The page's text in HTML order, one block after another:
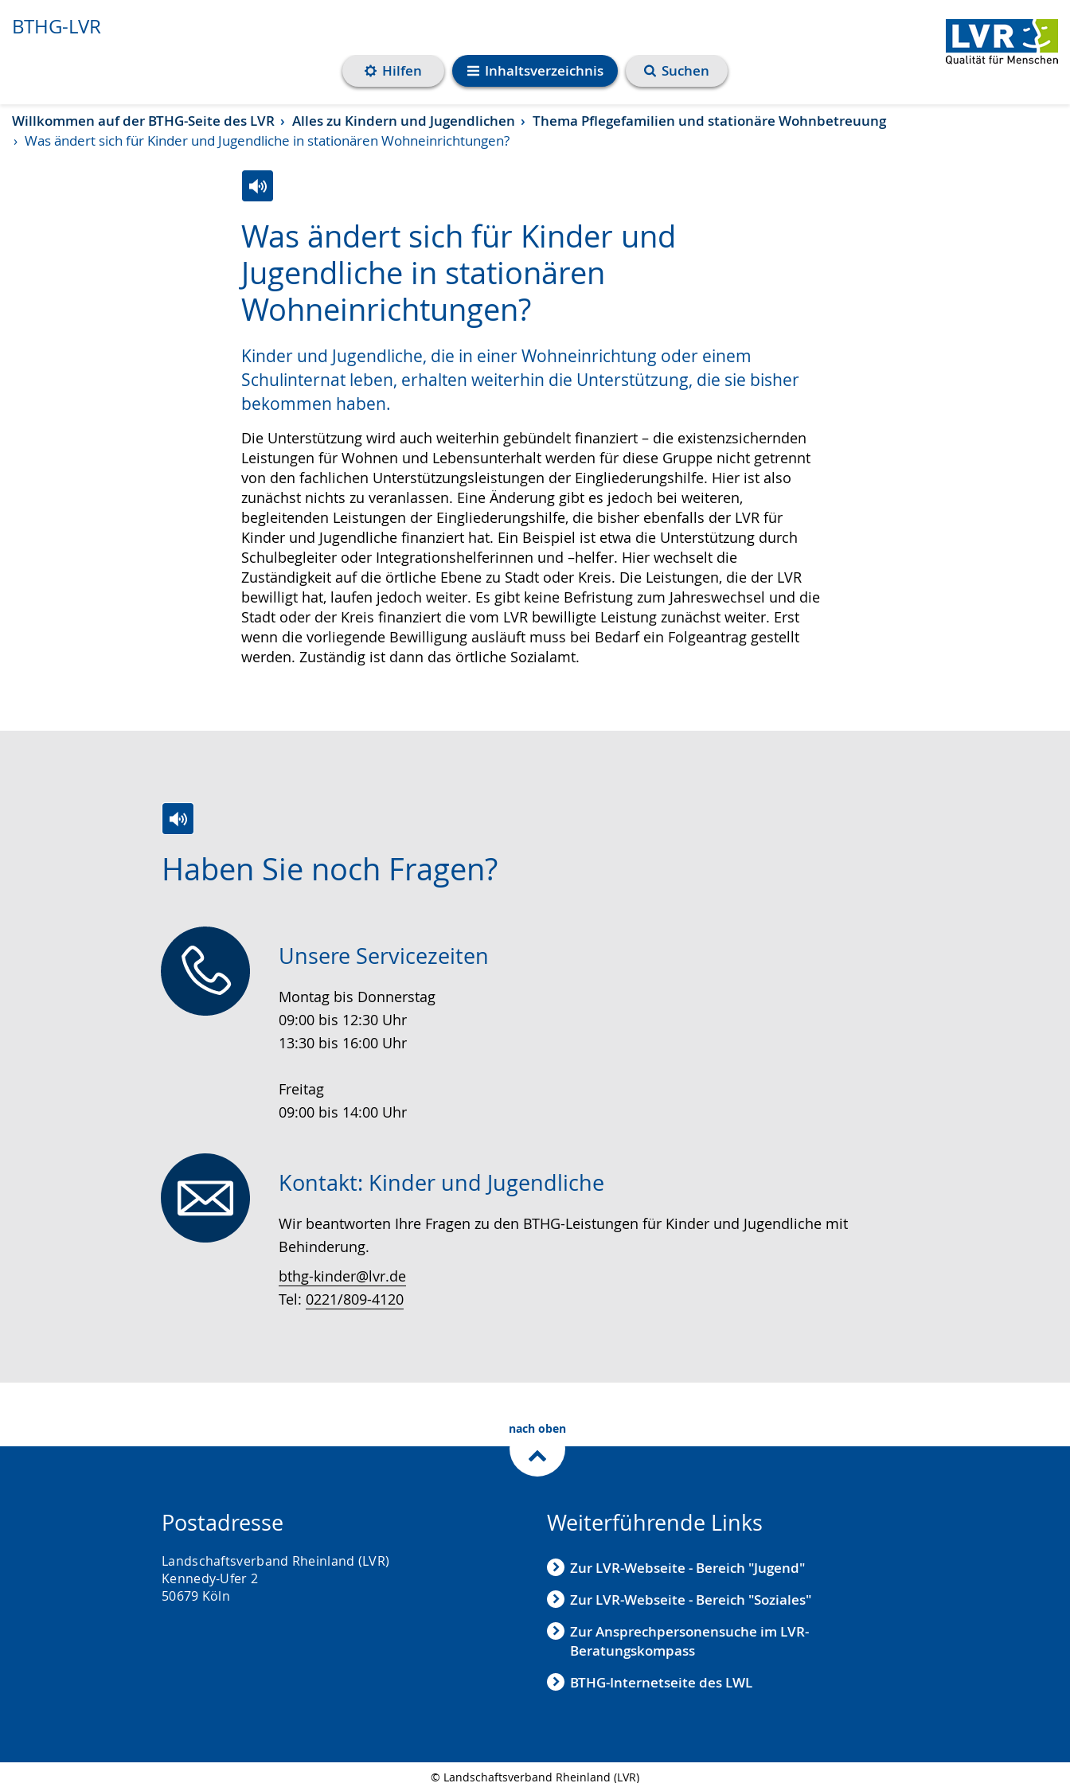
Transkript anzeigen
Abspielen
Pausieren
BTHG-LVR
Inhaltsverzeichnis
Hilfen Suchen
Willkommen auf der BTHG-Seite des LVR Alles zu Kindern und Jugendlichen
Thema Pflegefamilien und stationäre Wohnbetreuung
Was ändert sich für Kinder und Jugendliche in stationären Wohneinrichtungen?
Was ändert sich für Kinder und
Jugendliche in stationären
Wohneinrichtungen?
Kinder und Jugendliche, die in einer Wohneinrichtung oder einem
Schulinternat leben, erhalten weiterhin die Unterstützung, die sie bisher
bekommen haben.
Die Unterstützung wird auch weiterhin gebündelt finanziert – die existenzsichernden
Leistungen für Wohnen und Lebensunterhalt werden für diese Gruppe nicht getrennt
von den fachlichen Unterstützungsleistungen der Eingliederungshilfe. Hier ist also
zunächst nichts zu veranlassen. Eine Änderung gibt es jedoch bei weiteren,
begleitenden Leistungen der Eingliederungshilfe, die bisher ebenfalls der LVR für
Kinder und Jugendliche finanziert hat. Ein Beispiel ist etwa die Unterstützung durch
Schulbegleiter oder Integrationshelferinnen und –helfer. Hier wechselt die
Zuständigkeit auf die örtliche Ebene zu Stadt oder Kreis. Die Leistungen, die der LVR
bewilligt hat, laufen jedoch weiter. Es gibt keine Befristung zum Jahreswechsel und die
Stadt oder der Kreis finanziert die vom LVR bewilligte Leistung zunächst weiter. Erst
wenn die vorliegende Bewilligung ausläuft muss bei Bedarf ein Folgeantrag gestellt
werden. Zuständig ist dann das örtliche Sozialamt.
Leichten
Sprache
wechseln.
Audio-
Unterstützung.
Video
in
Deutscher
Gebärdensprache
angezeigt.
Haben Sie noch Fragen?
Leichten
Audio-
Video
Gebärdensprache
wird
angezeigt.
Unsere Servicezeiten
Montag bis Donnerstag
09:00 bis 12:30 Uhr
13:30 bis 16:00 Uhr
Freitag
09:00 bis 14:00 Uhr
Kontakt: Kinder und Jugendliche
Wir beantworten Ihre Fragen zu den BTHG-Leistungen für Kinder und Jugendliche mit
Behinderung.
bthg-kinder@lvr.de
Tel: 0221/809-4120
nach oben
Postadresse
Landschaftsverband Rheinland (LVR)
Kennedy-Ufer 2
50679 Köln
Weiterführende Links
Zur LVR-Webseite - Bereich "Jugend"
Zur LVR-Webseite - Bereich "Soziales"
Zur Ansprechpersonensuche im LVR-
Beratungskompass
BTHG-Internetseite des LWL
© Landschaftsverband Rheinland (LVR)